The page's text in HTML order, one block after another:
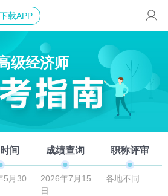
下载APP
级经济师
间
5月30
成绩查询
2026年7月15
日
职称评审
各地不同